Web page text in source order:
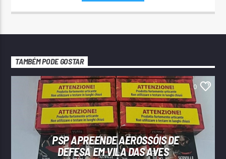
TAMBÉM PODE GOSTAR
0
PSP APREENDE AEROSSÓIS DE
DEFESA EM VILA DAS AVES